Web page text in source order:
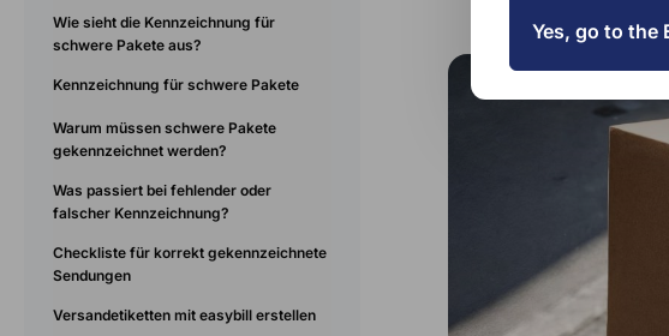
Wie sieht die Kennzeichnung für
schwere Pakete aus?
Kennzeichnung für schwere Pakete
Warum müssen schwere Pakete
gekennzeichnet werden?
Was passiert bei fehlender oder
falscher Kennzeichnung?
Checkliste für korrekt gekennzeichnete
Sendungen
Versandetiketten mit easybill erstellen
Yes, go to the